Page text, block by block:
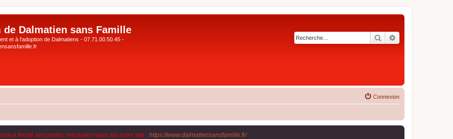
de Dalmatien sans Famille
et à l'adoption de Dalmatiens - 07.71.00.50.45 -
Rechercher
Connexion
a fermé ses portes, retrouvez-nous sur notre site : https://www.dalmatiensansfamille.fr/.